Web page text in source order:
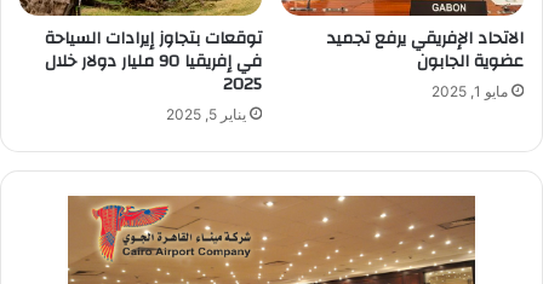
الاتحاد الإفريقي يرفع تجميد
عضوية الجابون
مايو 1, 2025
توقعات بتجاوز إيرادات السياحة
في إفريقيا 90 مليار دولار خلال
2025
يناير 5, 2025